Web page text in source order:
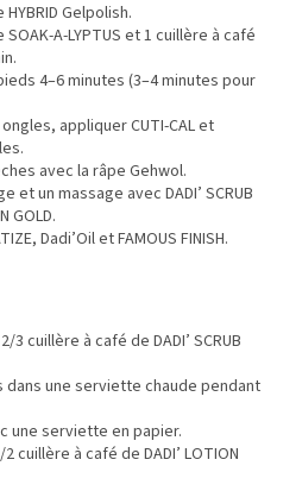
Gelpolish.
A-LYPTUS et 1 cuillère à café
4–6 minutes (3–4 minutes pour
appliquer CUTI-CAL et
avec la râpe Gehwol.
et un massage avec DADI’ SCRUB
GOLD.
Dadi’Oil et FAMOUS FINISH.
3 cuillère à café de DADI’ SCRUB
une serviette chaude pendant
une serviette en papier.
cuillère à café de DADI’ LOTION